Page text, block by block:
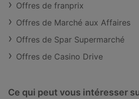
Offres de franprix
Offres de Marché aux Affaires
Offres de Spar Supermarché
Offres de Casino Drive
Ce qui peut vous intéresser